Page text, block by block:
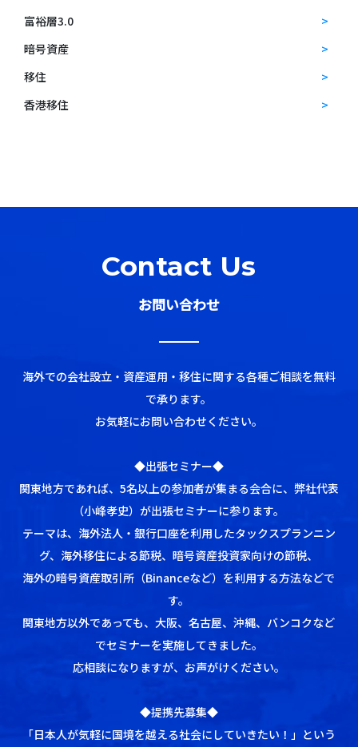
富裕層3.0
暗号資産
移住
香港移住
Contact Us
お問い合わせ
海外での会社設立・資産運用・移住に関する各種ご相談を無料
で承ります。
お気軽にお問い合わせください。
◆出張セミナー◆
関東地方であれば、5名以上の参加者が集まる会合に、弊社代表
（小峰孝史）が出張セミナーに参ります。
テーマは、海外法人・銀行口座を利用したタックスプランニン
グ、海外移住による節税、暗号資産投資家向けの節税、
海外の暗号資産取引所（Binanceなど）を利用する方法などで
す。
関東地方以外であっても、大阪、名古屋、沖縄、バンコクなど
でセミナーを実施してきました。
応相談になりますが、お声がけください。
◆提携先募集◆
「日本人が気軽に国境を越える社会にしていきたい！」という